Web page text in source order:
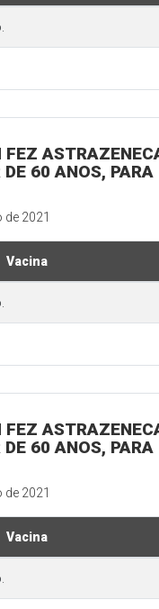
60 ANOS,
2021
Vacina
60 ANOS,
2021
Vacina